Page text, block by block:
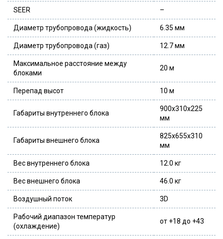
SEER –
Диаметр трубопровода (жидкость) 6.35 мм
Диаметр трубопровода (газ) 12.7 мм
Максимальное расстояние между
блоками
20 м
Перепад высот 10 м
Габариты внутреннего блока
900х310х225
мм
Габариты внешнего блока
825х655х310
мм
Вес внутреннего блока 12.0 кг
Вес внешнего блока 46.0 кг
Воздушный поток 3D
Рабочий диапазон температур
(охлаждение)
от +18 до +43